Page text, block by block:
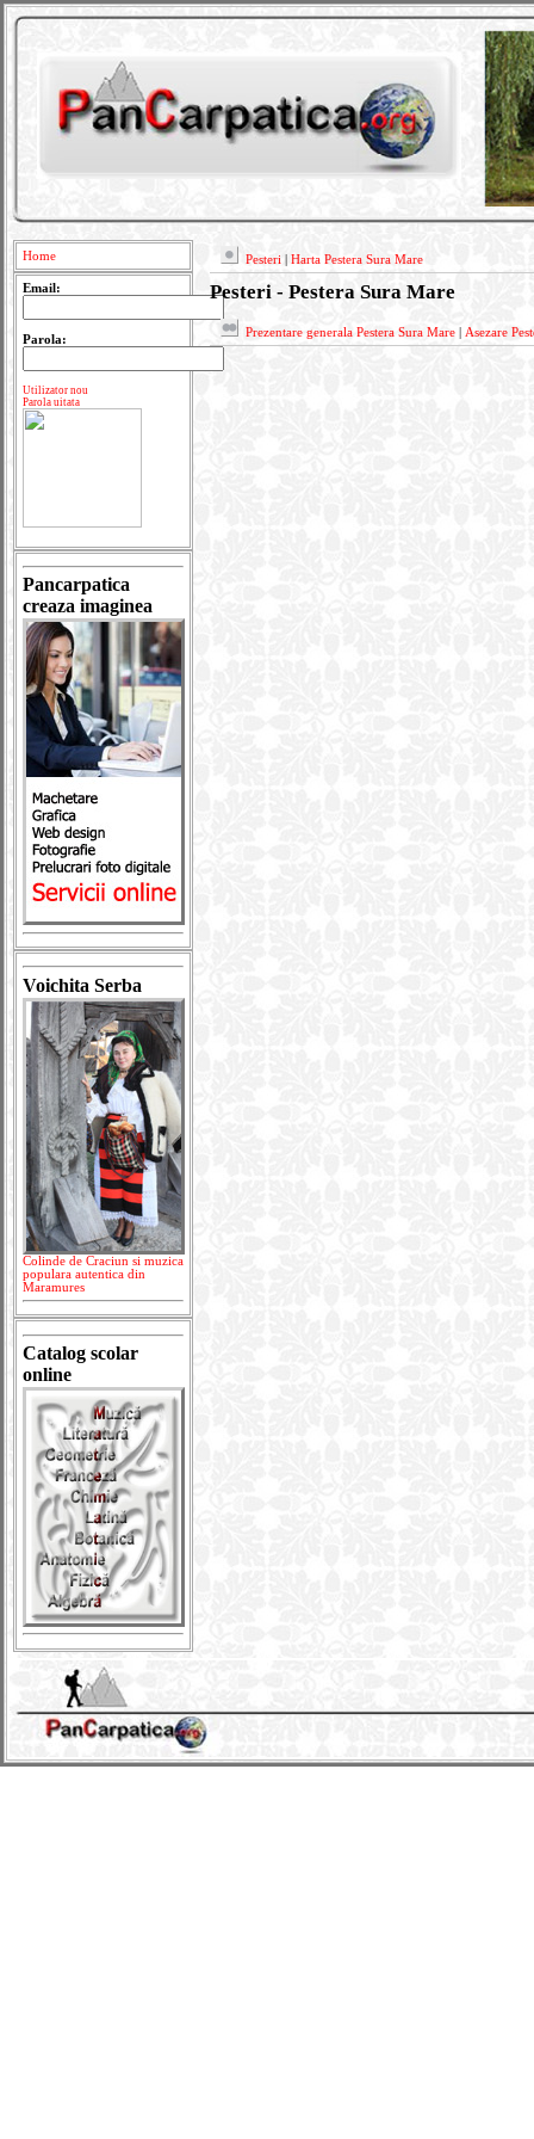
Home
Email:
Parola:
Utilizator nou
Parola uitata
Pancarpatica
creaza imaginea
Voichita Serba
Colinde de Craciun si muzica
populara autentica din
Maramures
Catalog scolar
online
Pesteri Harta Pestera Sura Mare
Pesteri - Pestera Sura Mare
Prezentare generala Pestera Sura Mare Asezare